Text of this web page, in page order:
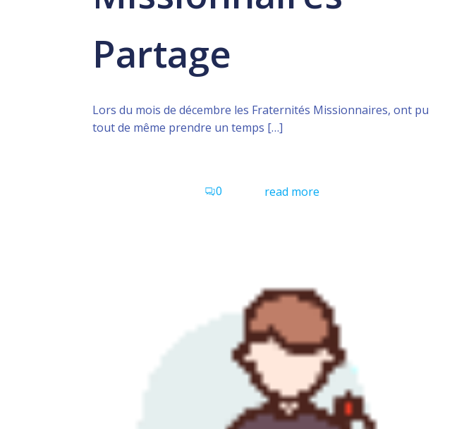
Partage
Lors du mois de décembre les Fraternités Missionnaires, ont pu
tout de même prendre un temps […]
0 read more